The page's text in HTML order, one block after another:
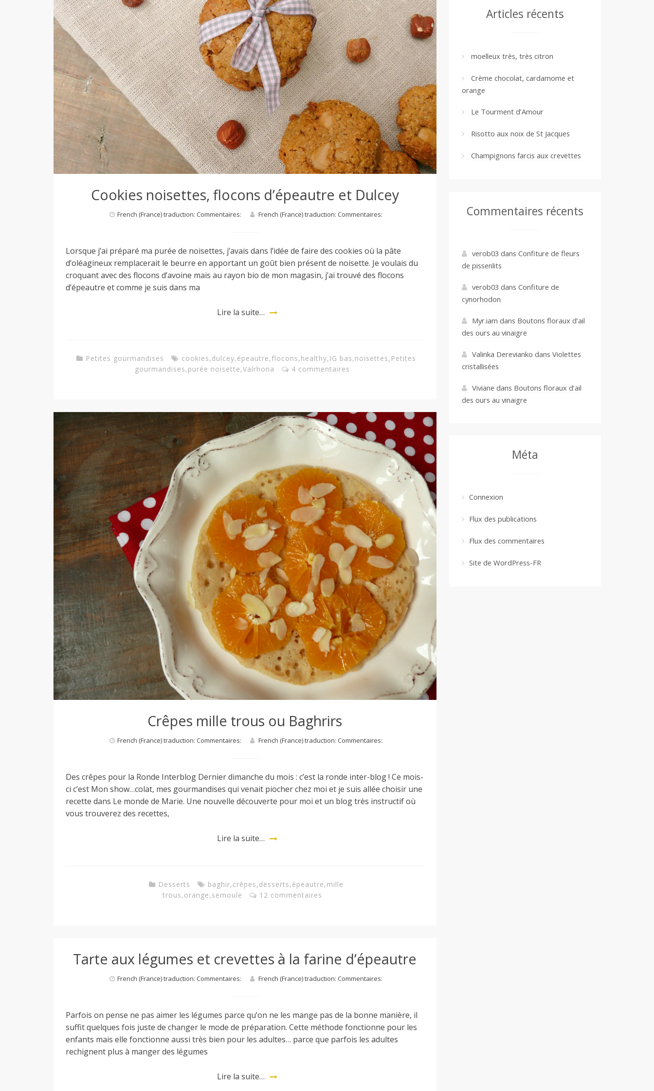
d
e
d
e
M
i
a
n
Cookies noisettes, flocons d’épeautre et Dulcey
French (France) traduction: Commentaires: French (France) traduction: Commentaires:
Lorsque j’ai préparé ma purée de noisettes, j’avais dans l’idée de faire des cookies où la pâte
d’oléagineux remplacerait le beurre en apportant un goût bien présent de noisette. Je voulais du
croquant avec des flocons d’avoine mais au rayon bio de mon magasin, j’ai trouvé des flocons
d’épeautre et comme je suis dans ma
Lire la suite…
Petites gourmandises cookies,dulcey,épeautre,flocons,healthy, IG bas,noisettes, Petites
gourmandises,purée noisette,Valrhona 4 commentaires
Crêpes mille trous ou Baghrirs
French (France) traduction: Commentaires: French (France) traduction: Commentaires:
Des crêpes pour la Ronde Interblog Dernier dimanche du mois : c’est la ronde inter-blog ! Ce mois-
ci c’est Mon show…colat, mes gourmandises qui venait piocher chez moi et je suis allée choisir une
recette dans Le monde de Marie. Une nouvelle découverte pour moi et un blog très instructif où
vous trouverez des recettes,
Lire la suite…
Desserts baghir,crêpes,desserts,épeautre,mille
trous,orange,semoule 12 commentaires
Tarte aux légumes et crevettes à la farine d’épeautre
French (France) traduction: Commentaires: French (France) traduction: Commentaires:
Parfois on pense ne pas aimer les légumes parce qu’on ne les mange pas de la bonne manière, il
suffit quelques fois juste de changer le mode de préparation. Cette méthode fonctionne pour les
enfants mais elle fonctionne aussi très bien pour les adultes… parce que parfois les adultes
rechignent plus à manger des légumes
Lire la suite…
Articles récents
moelleux très, très citron
Crème chocolat, cardamome et
orange
Le Tourment d’Amour
Risotto aux noix de St Jacques
Champignons farcis aux crevettes
Commentaires récents
verob03 dans Confiture de fleurs
de pissenlits
verob03 dans Confiture de
cynorhodon
Myr.iam dans Boutons floraux d’ail
des ours au vinaigre
Valinka Derevianko dans Violettes
cristallisées
Viviane dans Boutons floraux d’ail
des ours au vinaigre
Méta
Connexion
Flux des publications
Flux des commentaires
Site de WordPress-FR